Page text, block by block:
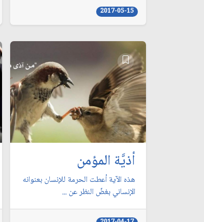
2017-05-15
أذيَّة المؤمن
هذه الآية أعطت الحرمة للإنسان بعنوانه
الإنساني بغضّ النظر عن ...